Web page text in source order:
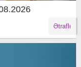
Ətraflı